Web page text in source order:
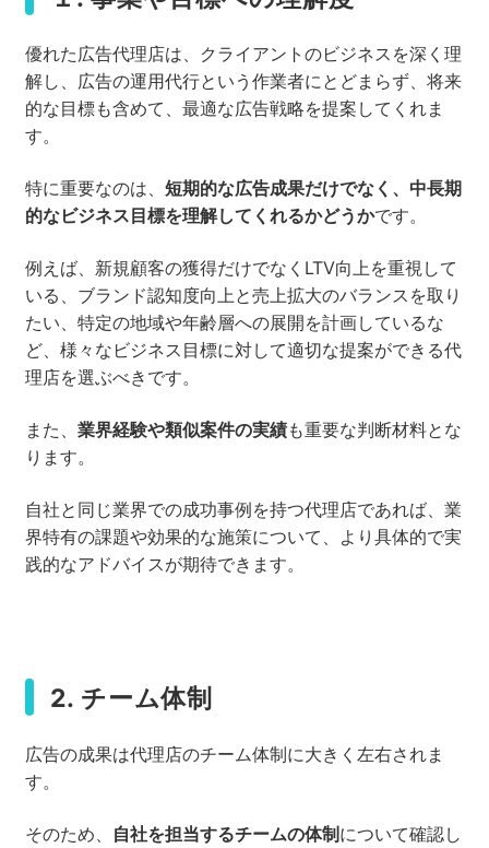
優れた広告代理店は、クライアントのビジネスを深く理
解し、広告の運用代行という作業者にとどまらず、将来
的な目標も含めて、最適な広告戦略を提案してくれま
す。
特に重要なのは、 短期的な広告成果だけでなく、中長期
的なビジネス目標を理解してくれるかどうかです。
例えば、新規顧客の獲得だけでなくLTV向上を重視して
いる、ブランド認知度向上と売上拡大のバランスを取り
たい、特定の地域や年齢層への展開を計画しているな
ど、様々なビジネス目標に対して適切な提案ができる代
理店を選ぶべきです。
また、 業界経験や類似案件の実績も重要な判断材料とな
ります。
自社と同じ業界での成功事例を持つ代理店であれば、業
界特有の課題や効果的な施策について、より具体的で実
践的なアドバイスが期待できます。
2. チーム体制
広告の成果は代理店のチーム体制に大きく左右されま
す。
そのため、 自社を担当するチームの体制について確認し